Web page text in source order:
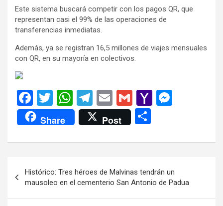
Este sistema buscará competir con los pagos QR, que
representan casi el 99% de las operaciones de
transferencias inmediatas.
Además, ya se registran 16,5 millones de viajes mensuales
con QR, en su mayoría en colectivos.
F
a
ce
b
o
k
T
wi
tt
er
W
h
at
s
p
p
T
el
e
gr
m
E
m
ail
G
m
ail
Y
o
M
ail
n
er
Share Post
m
p
ar
tir
de
entradas
Histórico: Tres héroes de Malvinas tendrán un
mausoleo en el cementerio San Antonio de Padua